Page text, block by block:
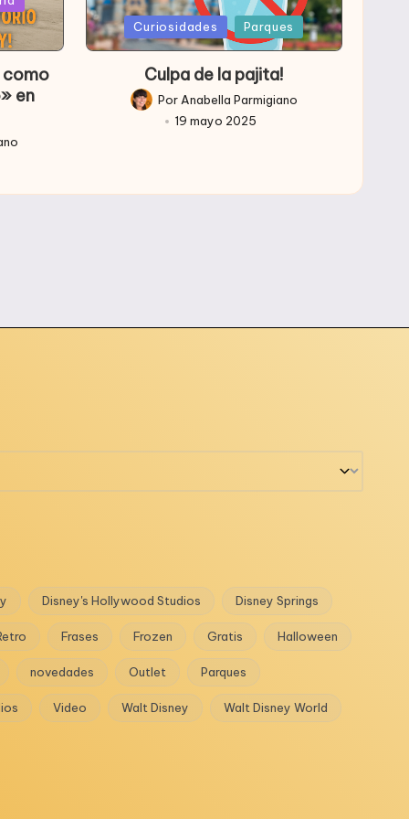
como
en
Publicada
en
Curiosidades Parques
Culpa de la pajita!
Publicado
Por Anabella Parmigiano
19 mayo 2025
Disney's Hollywood Studios Disney Springs
Frases Frozen Gratis Halloween
novedades Outlet Parques
Video Walt Disney Walt Disney World